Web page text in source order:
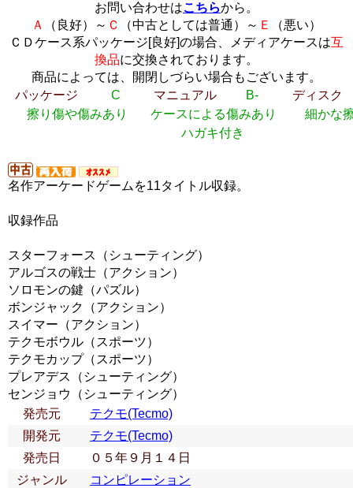
お問い合わせはこちらから。
Ａ
（良好）～ Ｃ （中古としては普通）～ Ｅ
（悪い）
ＣＤケース系パッケージ[良好]の場合、メディアケースは互
換品に交換されております。
商品によっては、開閉しづらい場合もございます。
パッケージ
C マニュアル B-
ディスク
擦り傷や傷みあり
ケースによる傷みあり
細かな
ハガキ付き
名作アーケードゲームを11タイトル収録。
収録作品
スターフォース（シューティング）
アルゴスの戦士（アクション）
ソロモンの鍵（パズル）
ボンジャック（アクション）
スイマー（アクション）
テクモボウル（スポーツ）
テクモカップ（スポーツ）
プレアデス（シューティング）
センジョウ（シューティング）
発売元
テクモ(Tecmo)
開発元
テクモ(Tecmo)
発売日
０５年９月１４日
ジャンル
コンピレーション